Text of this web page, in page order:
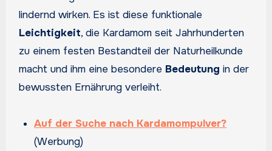
lindernd wirken. Es ist diese funktionale
Leichtigkeit, die Kardamom seit Jahrhunderten
zu einem festen Bestandteil der Naturheilkunde
macht und ihm eine besondere Bedeutung in der
bewussten Ernährung verleiht.
Auf der Suche nach Kardamompulver?
(Werbung)